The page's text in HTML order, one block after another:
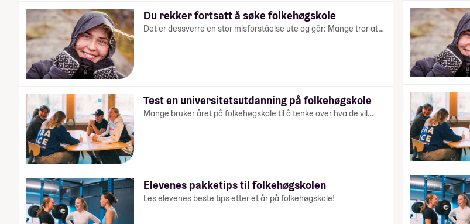
Du rekker fortsatt å søke folkehøgskole
Det er dessverre en stor misforståelse ute og går: Mange tror at…
Test en universitetsutdanning på folkehøgskole
Mange bruker året på folkehøgskole til å tenke over hva de vil…
Elevenes pakketips til folkehøgskolen
Les elevenes beste tips etter et år på folkehøgskole!